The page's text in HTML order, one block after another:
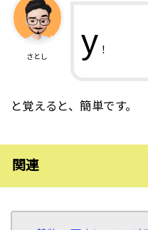
さとし y ！
と覚えると、簡単です。
関連